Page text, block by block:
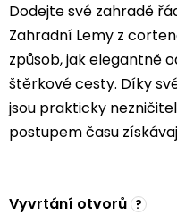
Dodejte své zahradě
Zahradní Lemy z
způsob, jak elegantně
štěrkové cesty. Díky
jsou prakticky
postupem času
Vyvrtání otvorů ?